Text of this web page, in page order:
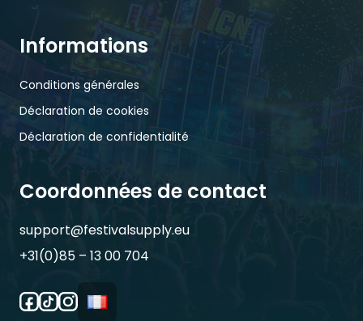
Informations
Conditions générales
Déclaration de cookies
Déclaration de confidentialité
Coordonnées de contact
support@festivalsupply.eu
+31(0)85 – 13 00 704